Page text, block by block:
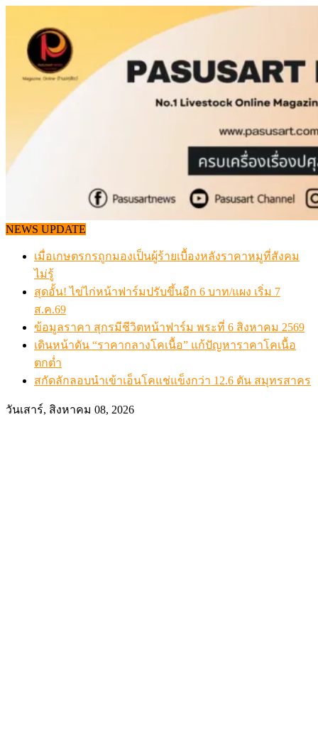
content
NEWS UPDATE
เมื่อเกษตรกรถูกมองเป็นผู้ร้ายเบื้องหลังราคาหมูที่สังคม
ไม่รู้
สุดอั้น! ไข่ไก่หน้าฟาร์มปรับขึ้นอีก 6 บาท/แผง เริ่ม 7
ส.ค.69
ข้อมูลราคา สุกรมีชีวิตหน้าฟาร์ม พระที่ 6 สิงหาคม 2569
เดินหน้าดัน “ราคากลางโคเนื้อ” แก้ปัญหาราคาโคเนื้อ
ตกต่ำ
สกัดลักลอบนำเข้าเอ็นโคแช่แข็งกว่า 12.6 ตัน สมุทรสาคร
วันเสาร์, สิงหาคม 08, 2026